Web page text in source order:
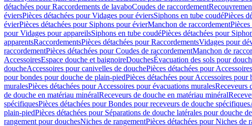
détachées pour Raccordements de lavaboCoudes de raccordement
éviersPièces détachées pour Vidages pour éviersSiphons en tube coudéPièces
évierPièces détachées pour Siphons pour évierManchon de raccordement
pour Vidages pour appareilsSiphons en tube coudéPièces détachées pour
apparentsRaccordementsPièces détachées pour RaccordementsVidages pour
raccordementPièces détachées pour Coudes de raccordementManchon de
AccessoiresEspace douche et baignoireDouchesÉvacuation des sols pour
doucheAccessoires pour canivelles de douchePièces détachées pour
pour bondes pour douche de plain-piedPièces détachées pour Accessoires
muralesPièces détachées pour Accessoires pour évacuations muralesReceveurs
de douche en matériau minéralReceveurs de douche en matériau minéral
spécifiquesPièces détachées pour Bondes pour receveurs de douche spécifiques
plain-piedPièces détachées pour Séparations de douche latérales pour douche
rangement pour douchesNiches de rangementPièces détachées pour Niches de